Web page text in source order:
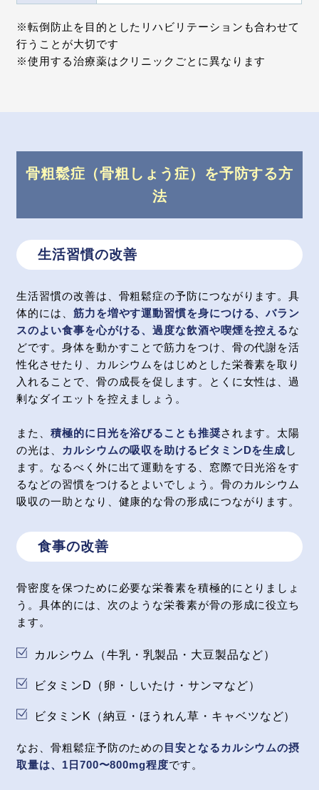
※転倒防止を目的としたリハビリテーションも合わせて
行うことが大切です
※使用する治療薬はクリニックごとに異なります
骨粗鬆症（骨粗しょう症）を予防する方
法
生活習慣の改善
生活習慣の改善は、骨粗鬆症の予防につながります。具
体的には、 筋力を増やす運動習慣を身につける、バラン
スのよい食事を心がける、過度な飲酒や喫煙を控えるな
どです。身体を動かすことで筋力をつけ、骨の代謝を活
性化させたり、カルシウムをはじめとした栄養素を取り
入れることで、骨の成長を促します。とくに女性は、過
剰なダイエットを控えましょう。
また、積極的に日光を浴びることも推奨されます。太陽
の光は、
カルシウムの吸収を助けるビタミンDを生成 し
ます。なるべく外に出て運動をする、窓際で日光浴をす
るなどの習慣をつけるとよいでしょう。骨のカルシウム
吸収の一助となり、健康的な骨の形成につながります。
食事の改善
骨密度を保つために必要な栄養素を積極的にとりましょ
う。具体的には、次のような栄養素が骨の形成に役立ち
ます。
カルシウム（牛乳・乳製品・大豆製品など）
ビタミンD（卵・しいたけ・サンマなど）
ビタミンK（納豆・ほうれん草・キャベツなど）
なお、骨粗鬆症予防のための 目安となるカルシウムの摂
取量は、1日700〜800mg程度です。